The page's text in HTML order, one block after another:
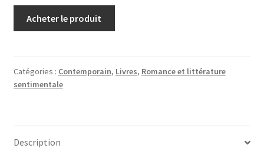
Acheter le produit
Catégories : Contemporain, Livres, Romance et littérature
sentimentale
Description